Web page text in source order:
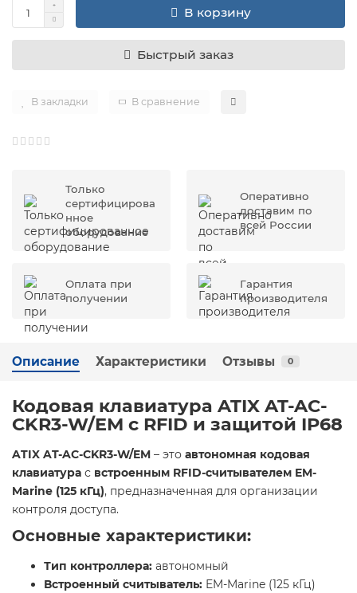
В корзину
Быстрый заказ
В закладки В сравнение
Только
сертифицирова
нное
оборудование
Оперативно
доставим по
всей России
Оплата при
получении
Гарантия
производителя
Описание Характеристики Отзывы 0
Кодовая клавиатура ATIX AT-AC-
CKR3-W/EM с RFID и защитой IP68
ATIX AT-AC-CKR3-W/EM – это автономная кодовая
клавиатура с встроенным RFID-считывателем EM-
Marine (125 кГц), предназначенная для организации
контроля доступа.
Основные характеристики:
Тип контроллера: автономный
Встроенный считыватель: EM-Marine (125 кГц)